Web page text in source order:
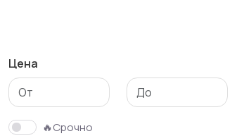
Цена
🔥Срочно